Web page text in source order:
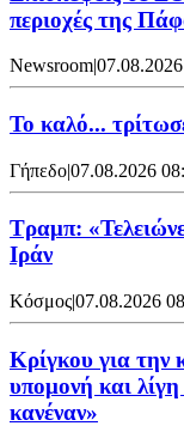
περιοχές της
Newsroom|
Το καλό...
Γήπεδο|07.08.2026
Τραμπ:
Ιράν
Κόσμος|07.08.2026
Κρίγκου για την
υπομονή και
κανέναν»